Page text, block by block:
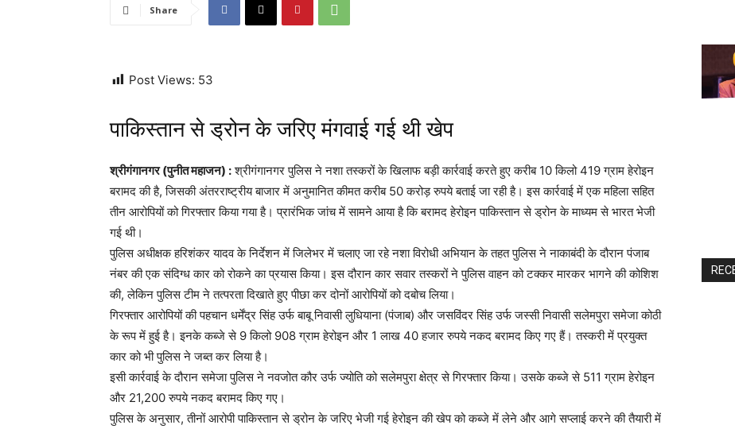
Share
Post Views: 53
पाकिस्तान से ड्रोन के जरिए मंगवाई गई थी खेप
श्रीगंगानगर (पुनीत महाजन) :श्रीगंगानगर पुलिस ने नशा तस्करों के खिलाफ बड़ी कार्रवाई करते हुए करीब 10 किलो 419 ग्राम हेरोइन
बरामद की है, जिसकी अंतरराष्ट्रीय बाजार में अनुमानित कीमत करीब 50 करोड़ रुपये बताई जा रही है। इस कार्रवाई में एक महिला सहित
तीन आरोपियों को गिरफ्तार किया गया है। प्रारंभिक जांच में सामने आया है कि बरामद हेरोइन पाकिस्तान से ड्रोन के माध्यम से भारत भेजी
गई थी।
पुलिस अधीक्षक हरिशंकर यादव के निर्देशन में जिलेभर में चलाए जा रहे नशा विरोधी अभियान के तहत पुलिस ने नाकाबंदी के दौरान पंजाब
नंबर की एक संदिग्ध कार को रोकने का प्रयास किया। इस दौरान कार सवार तस्करों ने पुलिस वाहन को टक्कर मारकर भागने की कोशिश
की, लेकिन पुलिस टीम ने तत्परता दिखाते हुए पीछा कर दोनों आरोपियों को दबोच लिया।
गिरफ्तार आरोपियों की पहचान धर्मेंद्र सिंह उर्फ बाबू निवासी लुधियाना (पंजाब) और जसविंदर सिंह उर्फ जस्सी निवासी सलेमपुरा समेजा कोठी
के रूप में हुई है। इनके कब्जे से 9 किलो 908 ग्राम हेरोइन और 1 लाख 40 हजार रुपये नकद बरामद किए गए हैं। तस्करी में प्रयुक्त
कार को भी पुलिस ने जब्त कर लिया है।
इसी कार्रवाई के दौरान समेजा पुलिस ने नवजोत कौर उर्फ ज्योति को सलेमपुरा क्षेत्र से गिरफ्तार किया। उसके कब्जे से 511 ग्राम हेरोइन
और 21,200 रुपये नकद बरामद किए गए।
पुलिस के अनुसार, तीनों आरोपी पाकिस्तान से ड्रोन के जरिए भेजी गई हेरोइन की खेप को कब्जे में लेने और आगे सप्लाई करने की तैयारी में